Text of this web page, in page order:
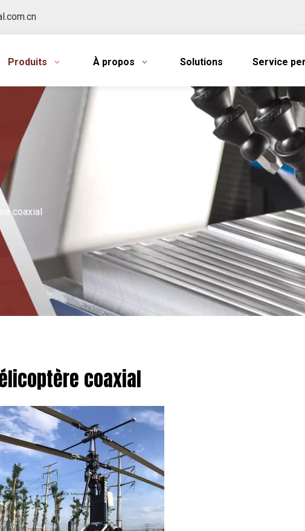
Produits À propos Solutions Service
coaxial
coaxial